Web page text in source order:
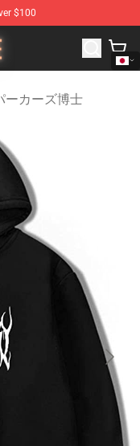
$100
Merchandise Shop
ーカーズ博士